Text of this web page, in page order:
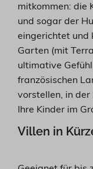
mitkommen: die
und sogar der
eingerichtet und
Garten (mit
ultimative
französischen
vorstellen, in der
Ihre Kinder im
Villen in